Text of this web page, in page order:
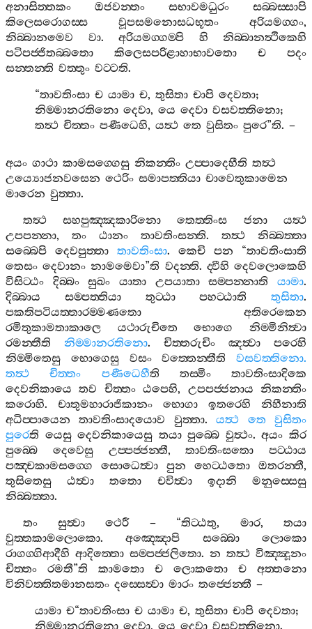
අනාසිත‍්තකං
ඔජවන‍්තං සභාවමධුරං
සබ‍්බස‍්සාපි
කිලෙසරොගස‍්ස
වූපසමනොසධභූතං අරියමග‍්ගං,
නිබ‍්බානමෙව
වා. අරියමග‍්ගම‍්පි හි
නිබ‍්බානත්‍ථිකෙහි
පටිපජ‍්ජිතබ‍්බතො
කිලෙසපරිළාහාභාවතො ච
පදං
සන‍්තන‍්ති වත‍්තුං වට‍්ටති.
“තාවතිංසා ච යාමා ච,තුසිතා චාපි දෙවතා;
නිම‍්මානරතිනො දෙවා,යෙ දෙවා වසවත‍්තිනො;
තත්‍ථ චිත‍්තං පණීධෙහි,යත්‍ථ තෙ වුසිතං පුරෙ”ති. –
අයං ගාථා කාමසග‍්ගෙසු නිකන‍්තිං උප‍්පාදෙහීති තත්‍ථ
උය්‍යොජනවසෙන ථෙරිං සමාපත‍්තියා චාවෙතුකාමෙන
මාරෙන වුත‍්තා.
තත්‍ථ
සහපුඤ‍්ඤකාරිනො තෙත‍්තිංස ජනා
යත්‍ථ
උපපන‍්නා, තං ඨානං තාවතිංසන‍්ති. තත්‍ථ
නිබ‍්බත‍්තා
සබ‍්බෙපි
දෙවපුත‍්තා තාවතිංසා. කෙචි පන “තාවතිංසාති
තෙසං දෙවානං නාමමෙවා”ති වදන‍්ති. ද‍්වීහි දෙවලොකෙහි
විසිට‍්ඨං
දිබ‍්බං සුඛං යාතා උපයාතා සම‍්පන‍්නාති යාමා.
දිබ‍්බාය
සම‍්පත‍්තියා තුට‍්ඨා පහට‍්ඨාති තුසිතා.
පකතිපටියත‍්තාරම‍්මණතො
අතිරෙකෙන
රමිතුකාමතාකාලෙ
යථාරුචිතෙ භොගෙ
නිම‍්මිනිත්‍වා
රමන‍්තීති
නිම‍්මානරතිනො. චිත‍්තරුචිං ඤත්‍වා
පරෙහි
නිම‍්මිතෙසු
භොගෙසු වසං වත‍්තෙන‍්තීති වසවත‍්තිනො.
තත්‍ථ
චිත‍්තං පණීධෙහීති තස‍්මිං
තාවතිංසාදිකෙ
දෙවනිකායෙ
තව චිත‍්තං ඨපෙහි, උපපජ‍්ජනාය නිකන‍්තිං
කරොහි. චාතුමහාරාජිකානං භොගා ඉතරෙහි
නිහීනාති
අධිප‍්පායෙන
තාවතිංසාදයොව වුත‍්තා.යත්‍ථ තෙ
වුසිතං
පුරෙති යෙසු දෙවනිකායෙසු තයා පුබ‍්බෙ වුත්‍ථං.අයං කිර
පුබ‍්බෙ
දෙවෙසු උප‍්පජ‍්ජන‍්තී,තාවතිංසතො
පට‍්ඨාය
පඤ‍්චකාමසග‍්ගෙ
සොධෙත්‍වා පුන හෙට‍්ඨතො ඔතරන‍්තී,
තුසිතෙසු
ඨත්‍වා තතො චවිත්‍වා ඉදානි
මනුස‍්සෙසු
නිබ‍්බත‍්තා.
තං
සුත්‍වා ථෙරී– “තිට‍්ඨතු, මාර,තයා
වුත‍්තකාමලොකො.අඤ‍්ඤොපි සබ‍්බො
ලොකො
රාගග‍්ගිආදීහි ආදිත‍්තො සම‍්පජ‍්ජලිතො. න තත්‍ථ විඤ‍්ඤූනං
චිත‍්තං
රමතී”ති කාමතො ච ලොකතො ච
අත‍්තනො
විනිවත‍්තිතමානසතං දස‍්සෙත්‍වා මාරං තජ‍්ජෙන‍්තී –
යාමා ච“තාවතිංසා ච යාමා ච,තුසිතා චාපි දෙවතා;